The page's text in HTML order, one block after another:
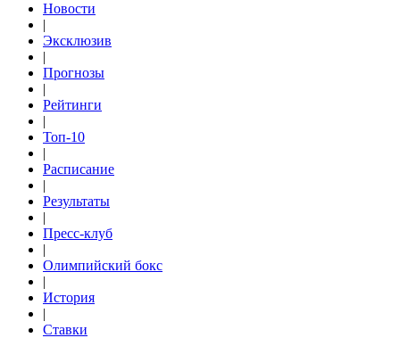
Новости
|
Эксклюзив
|
Прогнозы
|
Рейтинги
|
Топ-10
|
Расписание
|
Результаты
|
Пресс-клуб
|
Олимпийский бокс
|
История
|
Ставки